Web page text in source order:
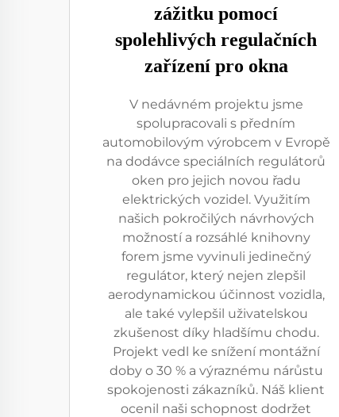
zážitku pomocí
spolehlivých regulačních
zařízení pro okna
V nedávném projektu jsme
spolupracovali s předním
automobilovým výrobcem v Evropě
na dodávce speciálních regulátorů
oken pro jejich novou řadu
elektrických vozidel. Využitím
našich pokročilých návrhových
možností a rozsáhlé knihovny
forem jsme vyvinuli jedinečný
regulátor, který nejen zlepšil
aerodynamickou účinnost vozidla,
ale také vylepšil uživatelskou
zkušenost díky hladšímu chodu.
Projekt vedl ke snížení montážní
doby o 30 % a výraznému nárůstu
spokojenosti zákazníků. Náš klient
ocenil naši schopnost dodržet